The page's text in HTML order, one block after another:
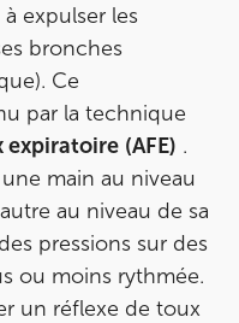
expulser les
bronches
Ce
par la technique
expiratoire (AFE) .
main au niveau
au niveau de sa
pressions sur des
ou moins rythmée.
un réflexe de toux